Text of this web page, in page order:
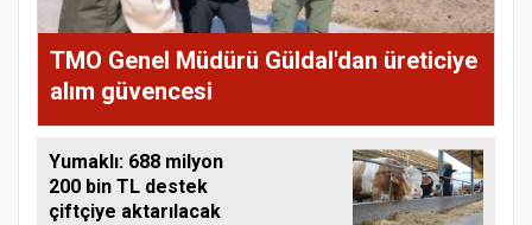
TMO Genel Müdürü Güldal'dan üreticiye
alım güvencesi
Yumaklı: 688 milyon
200 bin TL destek
çiftçiye aktarılacak